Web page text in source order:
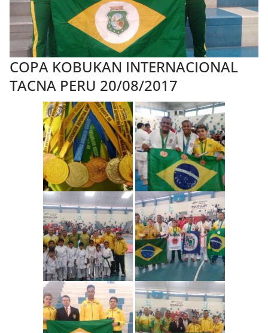
COPA KOBUKAN INTERNACIONAL
TACNA PERU 20/08/2017